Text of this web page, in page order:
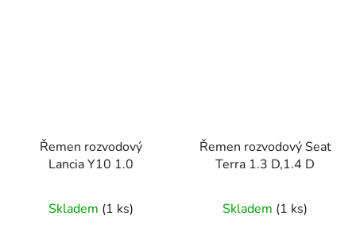
Řemen rozvodový
Lancia Y10 1.0
Skladem (1 ks)
Řemen rozvodový Seat
Terra 1.3 D,1.4 D
Skladem (1 ks)